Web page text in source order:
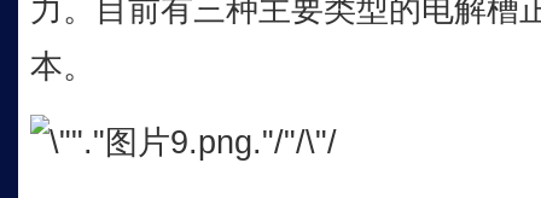
力。目前有三种主要类型的电解槽
本。